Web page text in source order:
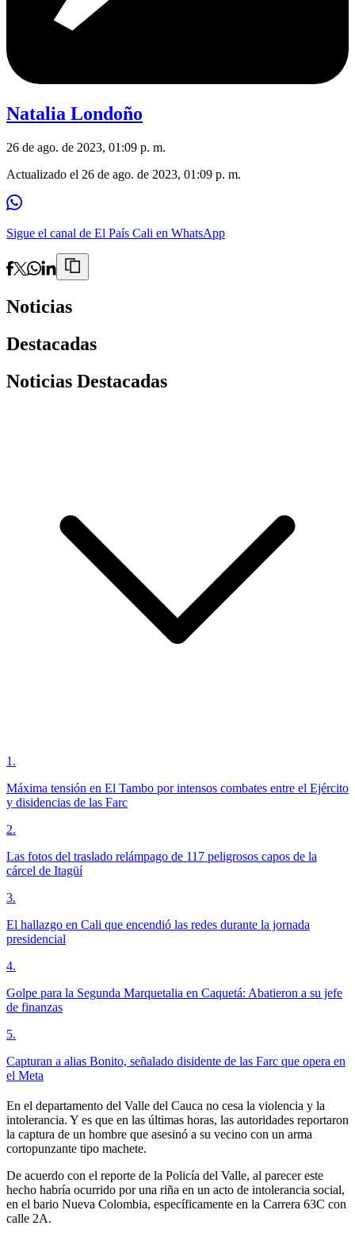
Natalia Londoño
26 de ago. de 2023, 01:09 p. m.
Actualizado el 26 de ago. de 2023, 01:09 p. m.
Sigue el canal de El País Cali en WhatsApp
Noticias
Destacadas
Noticias Destacadas
1 .
Máxima tensión en El Tambo por intensos combates entre el Ejército
y disidencias de las Farc
2.
Las fotos del traslado relámpago de 117 peligrosos capos de la
cárcel de Itagüí
3.
El hallazgo en Cali que encendió las redes durante la jornada
presidencial
4.
Golpe para la Segunda Marquetalia en Caquetá: Abatieron a su jefe
de finanzas
5.
Capturan a alias Bonito, señalado disidente de las Farc que opera en
el Meta
En el departamento del Valle del Cauca no cesa la violencia y la
intolerancia. Y es que en las últimas horas, las autoridades reportaron
la captura de un hombre que asesinó a su vecino con un arma
cortopunzante tipo machete.
De acuerdo con el reporte de la Policía del Valle, al parecer este
hecho habría ocurrido por una riña en un acto de intolerancia social,
en el bario Nueva Colombia, específicamente en la Carrera 63C con
calle 2A.